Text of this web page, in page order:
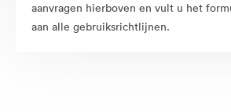
aanvragen hierboven en vult u het
aan alle gebruiksrichtlijnen.